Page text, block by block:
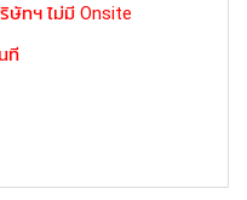
ทฯ ไม่มี Onsite
ที